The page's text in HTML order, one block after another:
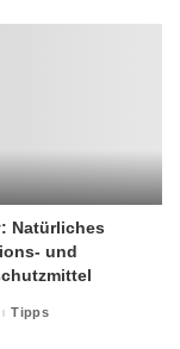
Natürliches
und
Tipps